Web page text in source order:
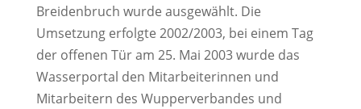
Breidenbruch wurde ausgewählt. Die
Umsetzung erfolgte 2002/2003, bei einem Tag
der offenen Tür am 25. Mai 2003 wurde das
Wasserportal den Mitarbeiterinnen und
Mitarbeitern des Wupperverbandes und